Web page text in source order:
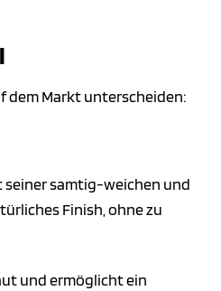
dem Markt unterscheiden:
seiner samtig-weichen und
Finish, ohne zu
und ermöglicht ein